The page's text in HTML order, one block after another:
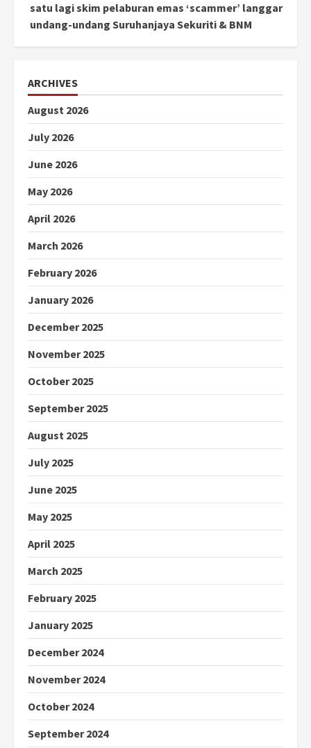
satu lagi skim pelaburan emas ‘scammer’ langgar
undang-undang Suruhanjaya Sekuriti & BNM
ARCHIVES
August 2026
July 2026
June 2026
May 2026
April 2026
March 2026
February 2026
January 2026
December 2025
November 2025
October 2025
September 2025
August 2025
July 2025
June 2025
May 2025
April 2025
March 2025
February 2025
January 2025
December 2024
November 2024
October 2024
September 2024